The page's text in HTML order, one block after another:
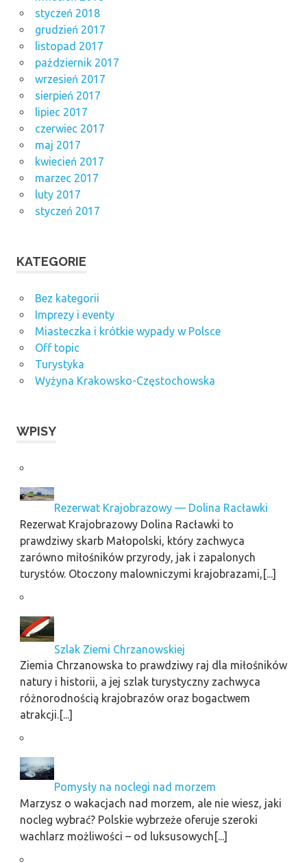
styczeń 2018
grudzień 2017
listopad 2017
październik 2017
wrzesień 2017
sierpień 2017
lipiec 2017
czerwiec 2017
maj 2017
kwiecień 2017
marzec 2017
luty 2017
styczeń 2017
KATEGORIE
Bez kategorii
Imprezy i eventy
Miasteczka i krótkie wypady w Polsce
Off topic
Turystyka
Wyżyna Krakowsko-Częstochowska
WPISY
Rezerwat Krajobrazowy — Dolina Racławki
Rezerwat Krajobrazowy Dolina Racławki to
prawdziwy skarb Małopolski, który zachwyca
zarówno miłośników przyrody, jak i zapalonych
turystów. Otoczony malowniczymi krajobrazami,[...]
Szlak Ziemi Chrzanowskiej
Ziemia Chrzanowska to prawdziwy raj dla miłośników
natury i historii, a jej szlak turystyczny zachwyca
różnorodnością krajobrazów oraz bogactwem
atrakcji.[...]
Pomysły na noclegi nad morzem
Marzysz o wakacjach nad morzem, ale nie wiesz, jaki
nocleg wybrać? Polskie wybrzeże oferuje szeroki
wachlarz możliwości – od luksusowych[...]